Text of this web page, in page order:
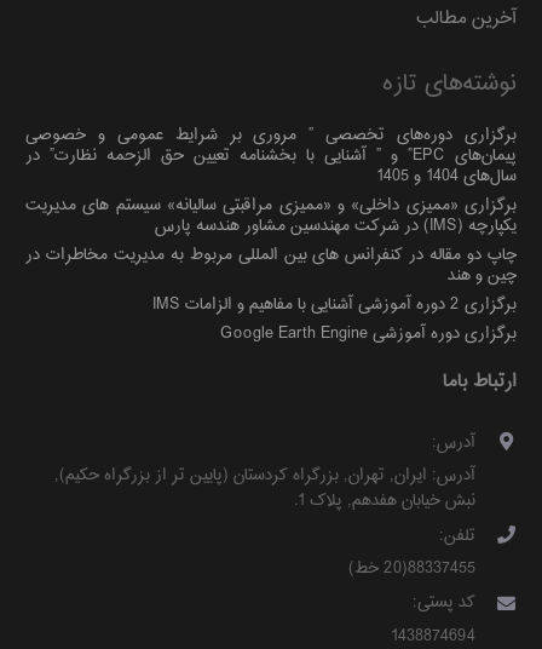
آخرین مطالب
نوشته‌های تازه
برگزاری دوره‌های تخصصی ” مروری بر شرایط عمومی و خصوصی
پیمان‌های EPC” و ” آشنایی با بخشنامه تعیین حق الزحمه نظارت” در
سال‌های 1404 و 1405
برگزاری «ممیزی داخلی» و «ممیزی مراقبتی سالیانه» سیستم های مدیریت
یکپارچه (IMS) در شرکت مهندسین مشاور هندسه پارس
چاپ دو مقاله در کنفرانس های بین المللی مربوط به مدیریت مخاطرات در
چین و هند
برگزاری 2 دوره آموزشی آشنایی با مفاهیم و الزامات IMS
برگزاری دوره آموزشی Google Earth Engine
ارتباط باما
آدرس:
آدرس: ایران, تهران, بزرگراه کردستان (پایین تر از بزرگراه حکیم),
نبش خیابان هفدهم, پلاک 1 .
تلفن:
88337455(20 خط)
کد پستی:
1438874694